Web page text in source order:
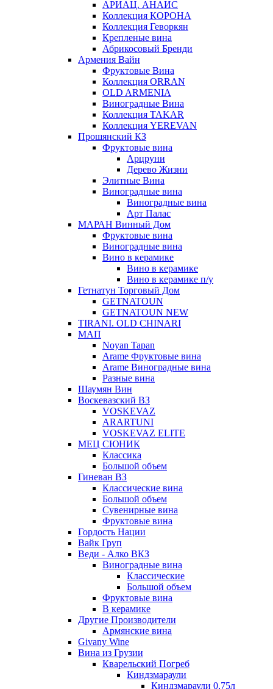
АРИАЦ. АНАИС
Коллекция КОРОНА
Коллекция Геворкян
Крепленые вина
Абрикосовый Бренди
Армения Вайн
Фруктовые Вина
Коллекция ORRAN
OLD ARMENIA
Виноградные Вина
Коллекция TAKAR
Коллекция YEREVAN
Прошянский КЗ
Фруктовые вина
Арцруни
Дерево Жизни
Элитные Вина
Виноградные вина
Виноградные вина
Арт Палас
МАРАН Винный Дом
Фруктовые вина
Виноградные вина
Вино в керамике
Вино в керамике
Вино в керамике п/у
Гетнатун Торговый Дом
GETNATOUN
GETNATOUN NEW
TIRANI. OLD CHINARI
МАП
Noyan Tapan
Arame Фруктовые вина
Arame Виноградные вина
Разные вина
Шаумян Вин
Воскевазский ВЗ
VOSKEVAZ
ARARTUNI
VOSKEVAZ ELITE
МЕЦ СЮНИК
Классика
Большой объем
Гиневан ВЗ
Классические вина
Большой объем
Сувенирные вина
Фруктовые вина
Гордость Нации
Вайк Груп
Веди - Алко ВКЗ
Виноградные вина
Классические
Большой объем
Фруктовые вина
В керамике
Другие Производители
Армянские вина
Givany Wine
Вина из Грузии
Кварельский Погреб
Киндзмараули
Киндзмараули 0,75л